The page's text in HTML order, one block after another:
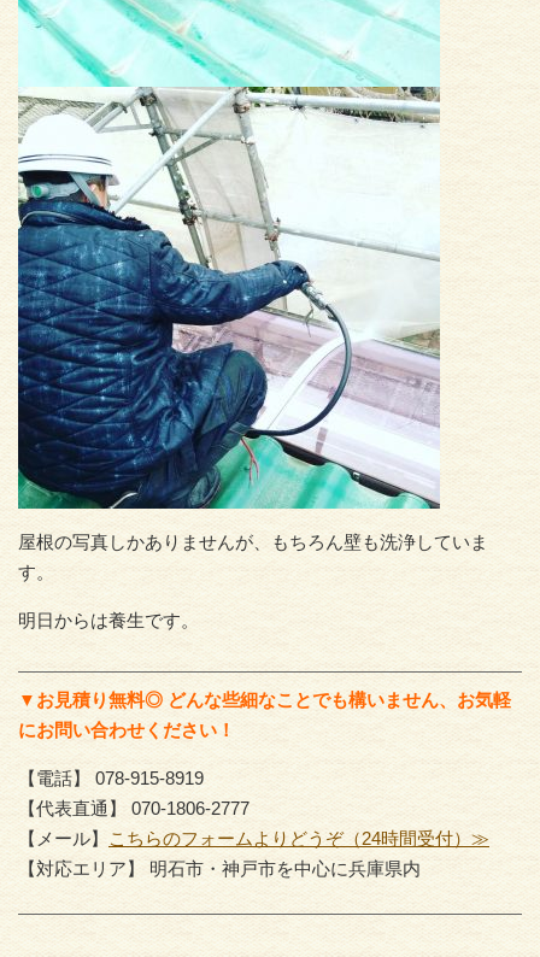
屋根の写真しかありませんが、もちろん壁も洗浄していま
す。
明日からは養生です。
▼お見積り無料◎ どんな些細なことでも構いません、お気軽
にお問い合わせください！
【電話】 078-915-8919
【代表直通】 070-1806-2777
【メール】 こちらのフォームよりどうぞ（24時間受付）≫
【対応エリア】 明石市・神戸市を中心に兵庫県内